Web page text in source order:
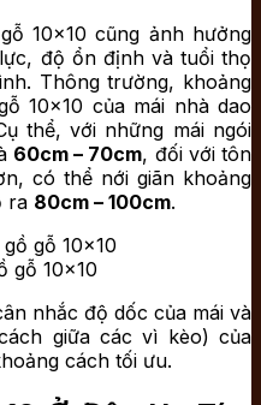
10×10 cũng ảnh hưởng
độ ổn định và tuổi thọ
Thông trường, khoảng
10×10 của mái nhà dao
thể, với những mái ngói
60cm – 70cm, đối với tôn
có thể nới giãn khoảng
ra 80cm – 100cm.
gỗ 10×10
nhắc độ dốc của mái và
giữa các vì kèo) của
cách tối ưu.